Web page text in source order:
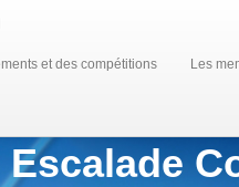
et des compétitions Les
Escalade